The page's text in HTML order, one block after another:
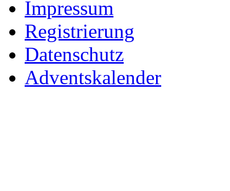
Impressum
Registrierung
Datenschutz
Adventskalender